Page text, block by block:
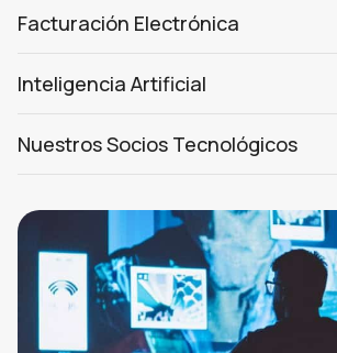
Facturación Electrónica
Inteligencia Artificial
Nuestros Socios Tecnológicos